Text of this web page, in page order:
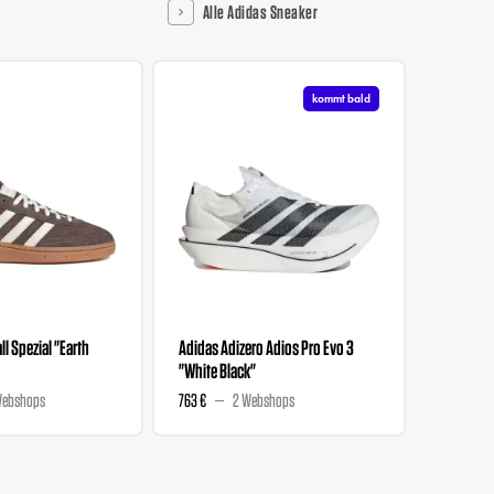
Alle Adidas Sneaker
Spezial "Earth
kommt bald
Adidas Adizero Adios Pro Evo 3
"White Black"
763 € 2 Webshops